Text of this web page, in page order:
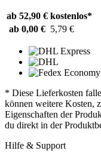
ab 52,90 € kostenlos*
ab 0,00 € 5,79 €
* Diese Lieferkosten
können weitere Kosten,
Eigenschaften der
du direkt in der
Hilfe & Support